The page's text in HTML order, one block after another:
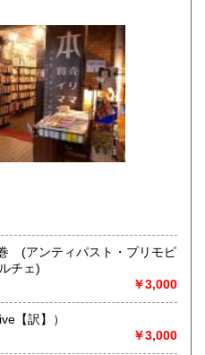
愛媛県
福岡県
長崎県
(アンティパスト・プリモピ
チェ)
￥3,000
creative【訳】）
￥3,000